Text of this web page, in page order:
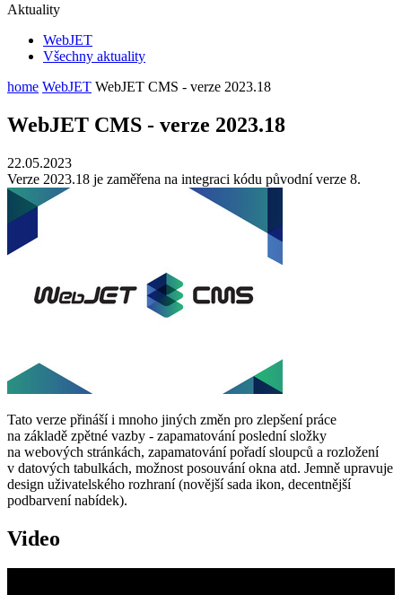
Aktuality
WebJET
Všechny aktuality
home WebJET WebJET CMS - verze 2023.18
WebJET CMS - verze 2023.18
22.05.2023
Verze 2023.18 je zaměřena na integraci kódu původní verze 8.
Tato verze přináší i mnoho jiných změn pro zlepšení práce
na základě zpětné vazby - zapamatování poslední složky
na webových stránkách, zapamatování pořadí sloupců a rozložení
v datových tabulkách, možnost posouvání okna atd. Jemně upravuje
design uživatelského rozhraní (novější sada ikon, decentnější
podbarvení nabídek).
Video